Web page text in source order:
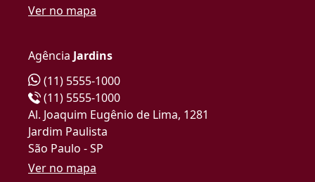
Ver no mapa
Agência Jardins
(11) 5555-1000
(11) 5555-1000
Al. Joaquim Eugênio de Lima, 1281
Jardim Paulista
São Paulo - SP
Ver no mapa